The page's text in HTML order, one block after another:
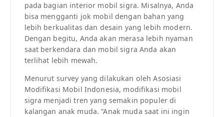
pada bagian interior mobil sigra. Misalnya, Anda
bisa mengganti jok mobil dengan bahan yang
lebih berkualitas dan desain yang lebih modern.
Dengan begitu, Anda akan merasa lebih nyaman
saat berkendara dan mobil sigra Anda akan
terlihat lebih mewah.
Menurut survey yang dilakukan oleh Asosiasi
Modifikasi Mobil Indonesia, modifikasi mobil
sigra menjadi tren yang semakin populer di
kalangan anak muda. “Anak muda saat ini ingin